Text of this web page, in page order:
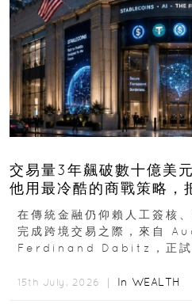
交易量3年飆破數十億美
他用最冷酷的商戰策略，
成百億金庫
在傳統金融仍仰賴人工簽核
完成跨境交易之際，來自
Ferdinand Dabitz，正試
15th July, 2026 ｜ In WEALTH